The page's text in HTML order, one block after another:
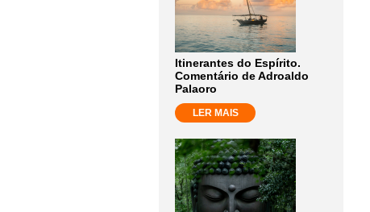
Itinerantes do Espírito.
Comentário de Adroaldo
Palaoro
LER MAIS